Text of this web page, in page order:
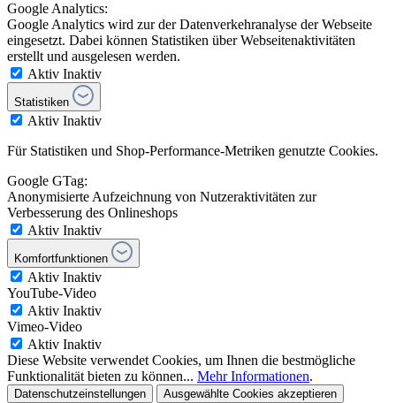
Google Analytics:
Google Analytics wird zur der Datenverkehranalyse der Webseite
eingesetzt. Dabei können Statistiken über Webseitenaktivitäten
erstellt und ausgelesen werden.
Aktiv Inaktiv
Statistiken
Aktiv Inaktiv
Für Statistiken und Shop-Performance-Metriken genutzte Cookies.
Google GTag:
Anonymisierte Aufzeichnung von Nutzeraktivitäten zur
Verbesserung des Onlineshops
Aktiv Inaktiv
Komfortfunktionen
Aktiv Inaktiv
YouTube-Video
Aktiv Inaktiv
Vimeo-Video
Aktiv Inaktiv
Diese Website verwendet Cookies, um Ihnen die bestmögliche
Funktionalität bieten zu können... Mehr Informationen.
Datenschutzeinstellungen Ausgewählte Cookies akzeptieren